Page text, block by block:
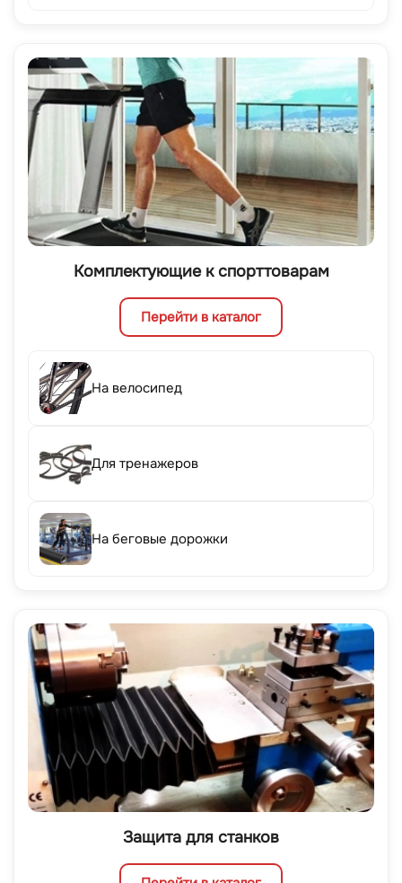
Комплектующие к спорттоварам
Перейти в каталог
На велосипед
Для тренажеров
На беговые дорожки
Защита для станков